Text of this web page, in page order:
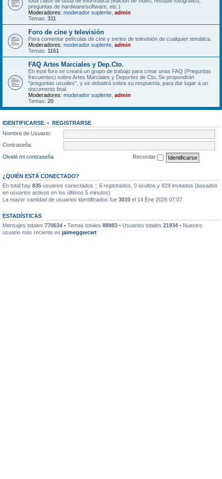
preguntas de hardware/software, etc.)
Moderadores: moderador suplente admin
Temas: 311
Foro de cine y televisión
Para comentar películas de cine y series de televisión de cualquier temática.
Moderadores: moderador suplente admin
Temas: 1151
FAQ Artes Marciales y Dep.Cto.
En este foro se creará un grupo de trabajo para crear unas FAQ (Preguntas
frecuentes) sobre Artes Marciales y Deportes de Cto. Se propondrán
"preguntas usuales", y se debatirá sobre su respuesta, para dar lugar a un
documento final.
Moderadores: moderador suplente admin
Temas: 20
IDENTIFICARSE • REGISTRARSE
Nombre de Usuario:
Contraseña:
Olvidé mi contraseña
Recordar
¿QUIÉN ESTÁ CONECTADO?
En total hay 835 usuarios conectados :: 6 registrados, 0 ocultos y 829 invitados (basados
en usuarios activos en los últimos 5 minutos)
La mayor cantidad de usuarios identificados fue 3010 el 14 Ene 2026 07:07
ESTADÍSTICAS
Mensajes totales 770634 • Temas totales 88983 • Usuarios totales 21934 • Nuestro
usuario más reciente es jaimeggwcwt